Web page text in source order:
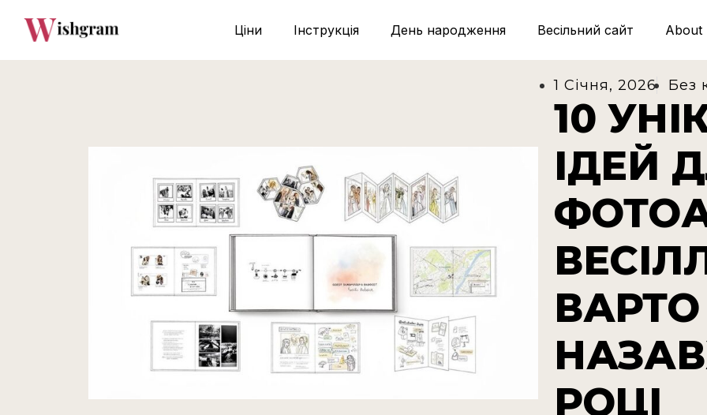
Ціни Інструкція День народження Весільний сайт About
1 Січня, 2026 Без
10
ІДЕЙ
ВАРТО
РОЦІ